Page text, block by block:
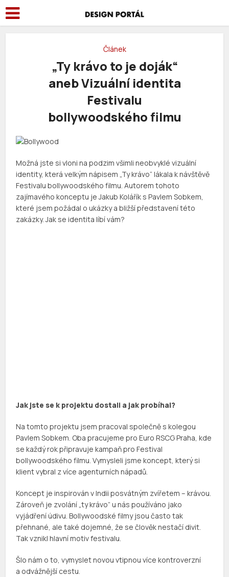
Článek
„Ty krávo to je doják“
aneb Vizuální identita
Festivalu
bollywoodského filmu
Možná jste si vloni na podzim všimli neobvyklé vizuální
identity, která velkým nápisem „Ty krávo“ lákala k návštěvě
Festivalu bollywoodského filmu. Autorem tohoto
zajímavého konceptu je Jakub Kolářík s Pavlem Sobkem,
které jsem požádal o ukázky a bližší představení této
zakázky. Jak se identita líbí vám?
Jak jste se k projektu dostali a jak probíhal?
Na tomto projektu jsem pracoval společně s kolegou
Pavlem Sobkem. Oba pracujeme pro Euro RSCG Praha, kde
se každý rok připravuje kampaň pro Festival
bollywoodského filmu. Vymysleli jsme koncept, který si
klient vybral z více agenturních nápadů.
Koncept je inspirován v Indii posvátným zvířetem – krávou.
Zároveň je zvolání„ty krávo” u nás používáno jako
vyjádření údivu. Bollywoodské filmy jsou často tak
přehnané, ale také dojemné, že se člověk nestačí divit.
Tak vznikl hlavní motiv festivalu.
Šlo nám o to, vymyslet novou vtipnou více kontroverzní
a odvážnější cestu.